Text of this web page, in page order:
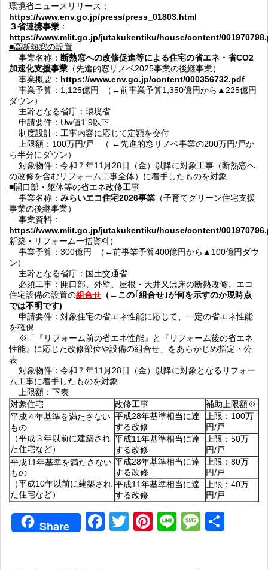
環境省ニュースリリース：
https://www.env.go.jp/press/press_01803.html
３省連携事業 ：
https://www.mlit.go.jp/jutakukentiku/house/content/
■高断熱窓の設置
事業名称： 断熱窓への改修促進等による住宅の省エネ・省CO2
加速化支援事業 （先進的窓リノベ2025事業の後継事業）
事業概要： https://www.env.go.jp/content/000356732.pdf
事業予算：1,125億円 （←前事業予算1,350億円から▲225億円
ダウン）
主幹となる省庁：環境省
申請要件：Uw値1.9以下
制度設計：工事内容に応じて定額を交付
上限額：100万円/戸 （ ←先進的窓リノベ事業の200万円/戸か
ら半分にダウン）
対象物件：令和７年11月28日（金）以降に対象工事（断熱窓へ
の改修を含むリフォーム工事全体）に着手したものを対象
■開口部・躯体等の省エネ改修工事
事業名称： みらいエコ住宅2026事業 （子育てグリーン住宅支援
事業の後継事業）
事業資料：
https://www.mlit.go.jp/jutakukentiku/house/content/
新築・リフォーム一括資料）
事業予算：300億円 （←前事業予算400億円から▲100億円ダウ
ン）
主幹となる省庁：国土交通省
必須工事：開口部、外壁、屋根・天井又は床の断熱改修、エコ
住宅設備の設置の組合せ （←この｢組合せ｣が何を示すのか現時点
では不明です)
申請要件：対象住宅の省エネ性能に応じて、一定の省エネ性能
を確保
※「『リフォーム前の省エネ性能』と『リフォーム後の省エネ
性能』に応じた改修部位や設備の組合せ」をあらかじめ指定・公
表
対象物件：令和７年11月28日（金）以降に対象となるリフォー
ム工事に着手したものを対象
上限額：下表
対象住宅
改修工事
補助上限額※
平成４年基準を満たさない
もの
（平成３年以前に建築され
た住宅など）
平成28年基準相当に達
する改修
上限：100万
円/戸
平成11年基準相当に達
する改修
上限：50万
円/戸
平成11年基準を満たさない
もの
（平成10年以前に建築され
た住宅など）
平成28年基準相当に達
する改修
上限：80万
円/戸
平成11年基準相当に達
する改修
上限：40万
円/戸
Share Facebook
TwitterPinterest
Line